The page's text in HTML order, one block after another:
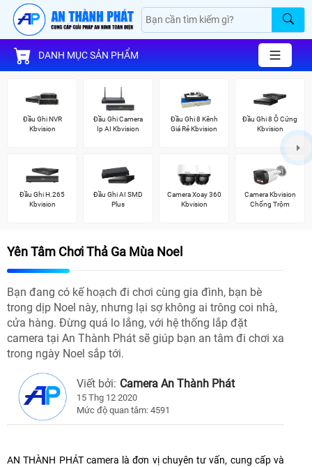
DANH MỤC SẢN PHẨM
Đầu Ghi NVR
Kbvision
Đầu Ghi Camera
Ip AI Kbvision
Đầu Ghi 8 Kênh
Giá Rẻ Kbvision
Đầu Ghi 8 Ổ Cứng
Kbvision
Đầu Ghi H.265
Kbvision
Đầu Ghi AI SMD
Plus
Camera Xoay 360
Kbvision
Camera Kbvision
Chống Trộm
Yên Tâm Chơi Thả Ga Mùa Noel
Bạn đang có kế hoạch đi chơi cùng gia đình, bạn bè
trong dịp Noel này, nhưng lại sợ không ai trông coi nhà,
cửa hàng. Đừng quá lo lắng, với hệ thống lắp đặt
camera tại An Thành Phát sẽ giúp bạn an tâm đi chơi xa
trong ngày Noel sắp tới.
Viết bởi: Camera An Thành Phát
15 Thg 12 2020
Mức độ quan tâm: 4591
AN THÀNH PHÁT camera là đơn vị chuyên tư vấn, cung cấp và